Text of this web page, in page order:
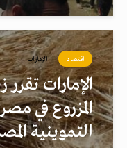
اقتصاد الإمارات
الإمارات
المزروع في
التموينية